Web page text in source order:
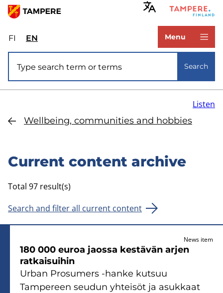
Skip
main
content
FIValitse
sivuston
kieli:
suomi
ENSelect
site
language:
Menu
Search
Wellbeing, communities and hobbies
Listen
Current content archive
Total 97 result(s)
Search and filter all current content
News item
180 000 euroa jaossa kestävän arjen
ratkaisuihin
Urban Prosumers -hanke kutsuu
Tampereen seudun yhteisöt ja asukkaat